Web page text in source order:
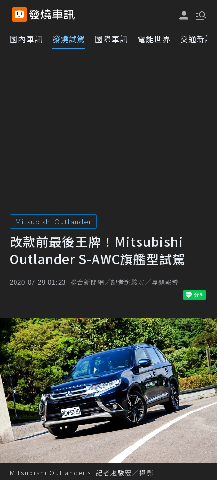
國內車訊 發燒試駕 國際車訊 電能世界 交通新訊
Mitsubishi Outlander
改款前最後王牌！Mitsubishi
Outlander S-AWC旗艦型試駕
2020-07-29 01:23 聯合新聞網／記者趙駿宏／專題報導
Mitsubishi Outlander。 記者趙駿宏／攝影